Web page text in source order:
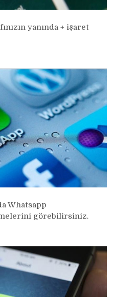
yanında + işaret
Whatsapp
görebilirsiniz.